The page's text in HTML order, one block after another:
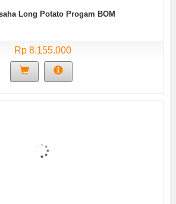
Long Potato Progam BOM
Rp 8.155.000